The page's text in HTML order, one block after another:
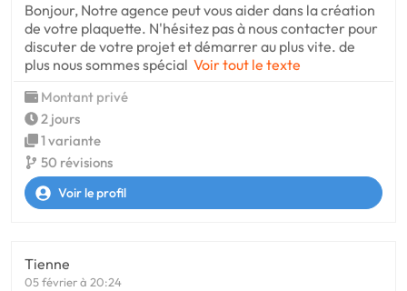
Bonjour, Notre agence peut vous aider dans la création
de votre plaquette. N'hésitez pas à nous contacter pour
discuter de votre projet et démarrer au plus vite. de
plus nous sommes spécial Voir tout le texte
Montant privé
2 jours
1 variante
50 révisions
Voir le profil
Tienne
05 février à 20:24